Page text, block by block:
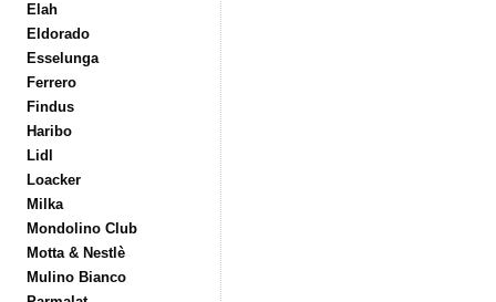
Elah
Eldorado
Esselunga
Ferrero
Findus
Haribo
Lidl
Loacker
Milka
Mondolino Club
Motta & Nestlè
Mulino Bianco